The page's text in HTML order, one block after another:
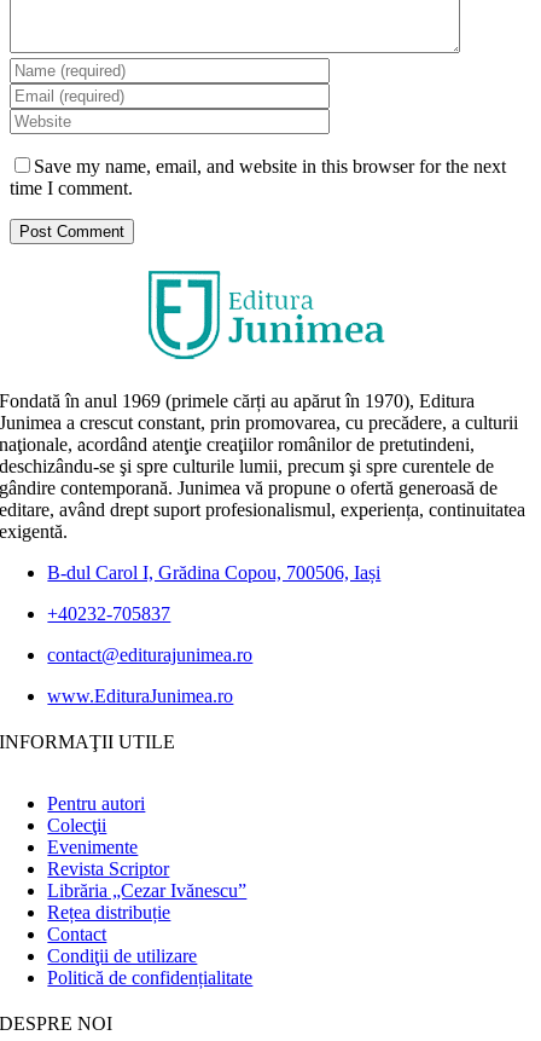
Save my name, email, and website in this browser for the next
time I comment.
Fondată în anul 1969 (primele cărți au apărut în 1970), Editura
Junimea a crescut constant, prin promovarea, cu precădere, a culturii
naţionale, acordând atenţie creaţiilor românilor de pretutindeni,
deschizându-se şi spre culturile lumii, precum şi spre curentele de
gândire contemporană. Junimea vă propune o ofertă generoasă de
editare, având drept suport profesionalismul, experiența, continuitatea
exigentă.
B-dul Carol I, Grădina Copou, 700506, Iași
+40232-705837
contact@editurajunimea.ro
www.EdituraJunimea.ro
INFORMAŢII UTILE
Pentru autori
Colecţii
Evenimente
Revista Scriptor
Librăria „Cezar Ivănescu”
Rețea distribuție
Contact
Condiţii de utilizare
Politică de confidențialitate
DESPRE NOI